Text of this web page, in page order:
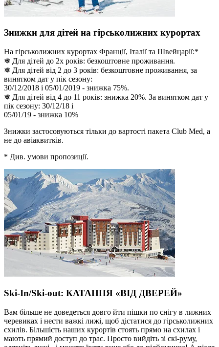
Знижки для дітей на гірськолижних курортах
На гірськолижних курортах Франції, Італії та Швейцарії:*
❅ Для дітей до 2х років: безкоштовне проживання.
❅ Для дітей від 2 до 3 років: безкоштовне проживання, за
винятком дат у пік сезону:
30/12/2018 і 05/01/2019 - знижка 75%.
❅ Для дітей від 4 до 11 років: знижка 20%. За винятком дат у
пік сезону: 30/12/18 і
05/01/19 - знижка 10%
Знижки застосовуються тільки до вартості пакета Club Med, а
не до авіаквитків.
* Див. умови пропозиції.
Ski-In/Ski-out: КАТАННЯ «ВІД ДВЕРЕЙ»
Вам більше не доведеться довго йти пішки по снігу в лижних
черевиках і нести важкі лижі, щоб дістатися до гірськолижних
схилів. Більшість наших курортів стоять прямо на схилах і
мають прямий доступ до трас. Просто вийдіть зі скі-руму,